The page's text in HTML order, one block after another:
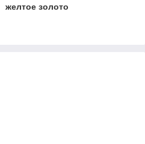
желтое золото